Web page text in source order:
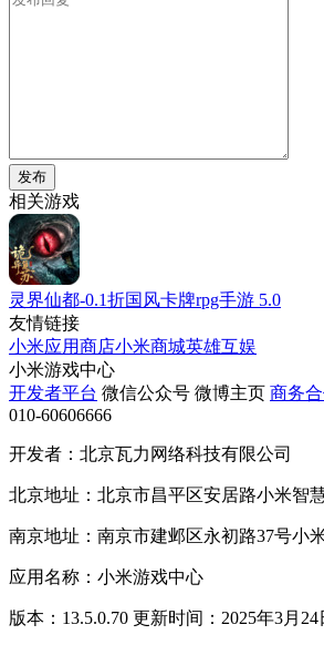
发布
相关游戏
灵界仙都-0.1折国风卡牌rpg手游 5.0
友情链接
小米应用商店小米商城英雄互娱
小米游戏中心
开发者平台 微信公众号 微博主页 商务
010-60606666
开发者：北京瓦力网络科技有限公司
北京地址：北京市昌平区安居路小米智
南京地址：南京市建邺区永初路37号小
应用名称：小米游戏中心
版本：13.5.0.70 更新时间：2025年3月24